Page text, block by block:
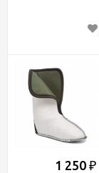
1 250 ₽